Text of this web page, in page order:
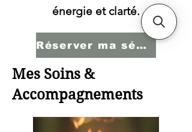
énergie et clarté.
Réserver ma séance
Mes Soins &
Accompagnements